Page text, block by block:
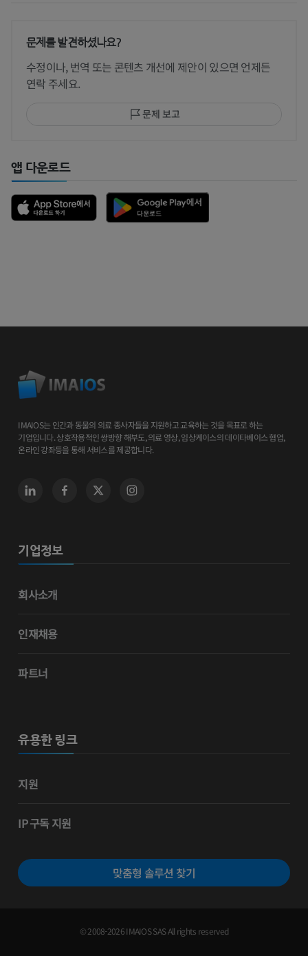
문제를 발견하셨나요?
수정이나, 번역 또는 콘텐츠 개선에 제안이 있으면 언제든
연락 주세요.
문제 보고
앱 다운로드
IMAIOS는 인간과 동물의 의료 종사자들을 지원하고 교육하는 것을 목표로 하는
기업입니다. 상호작용적인 쌍방향 해부도, 의료 영상, 임상케이스의 데이타베이스 협업,
온라인 강좌등을 통해 서비스를 제공합니다.
기업정보
회사소개
인재채용
파트너
유용한 링크
지원
IP 구독 지원
맞춤형 솔루션 찾기
© 2008-2026 IMAIOS SAS All rights reserved